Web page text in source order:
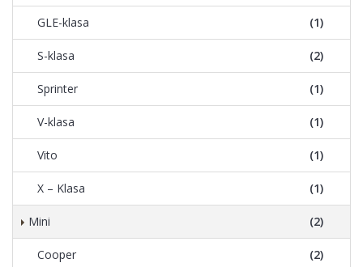
GLE-klasa (1)
S-klasa (2)
Sprinter (1)
V-klasa (1)
Vito (1)
X – Klasa (1)
Mini (2)
Cooper (2)